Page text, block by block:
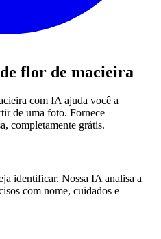
flor de macieira
com IA ajuda você a
de uma foto. Fornece
completamente grátis.
identificar. Nossa IA analisa a
com nome, cuidados e